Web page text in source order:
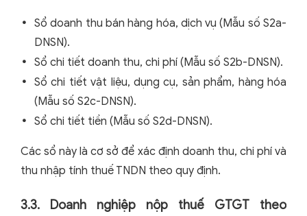
Sổ doanh thu bán hàng hóa, dịch vụ (Mẫu số S2a-
DNSN).
Sổ chi tiết doanh thu, chi phí (Mẫu số S2b-DNSN).
Sổ chi tiết vật liệu, dụng cụ, sản phẩm, hàng hóa
(Mẫu số S2c-DNSN).
Sổ chi tiết tiền (Mẫu số S2d-DNSN).
Các sổ này là cơ sở để xác định doanh thu, chi phí và
thu nhập tính thuế TNDN theo quy định.
3.3. Doanh nghiệp nộp thuế GTGT theo